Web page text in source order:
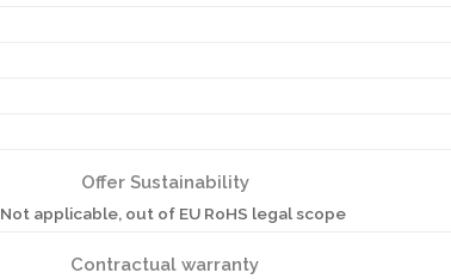
Offer Sustainability
Not applicable, out of EU RoHS legal scope
Contractual warranty